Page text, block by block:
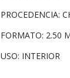
PROCEDENCIA:
FORMATO: 2.50
USO: INTERIOR